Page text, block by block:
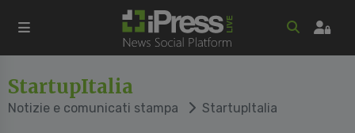
StartupItalia
Notizie e comunicati stampa StartupItalia